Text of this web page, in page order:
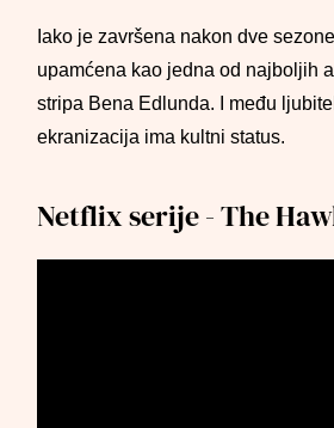
Iako je završena nakon dve
upamćena kao jedna od najboljih
stripa Bena Edlunda. I među
ekranizacija ima kultni status.
Netflix serije - The